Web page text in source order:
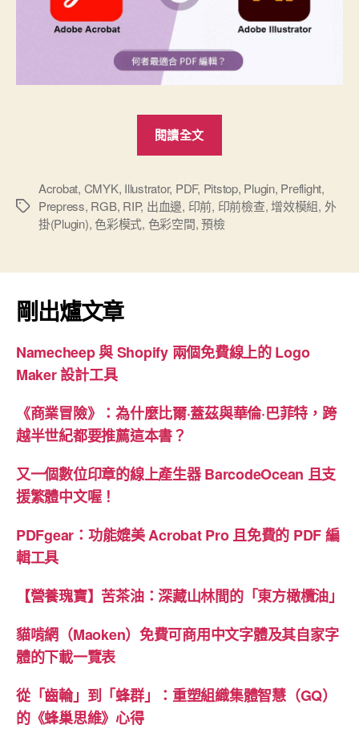
閱讀全文
是
Illustrator
哪
最
編
輯
檔
案
標
Acrobat, CMYK, Illustrator, PDF, Pitstop, Plugin, Preflight,
Prepress, RGB, RIP, 出血邊, 印前, 印前檢查,增效模組, 外
掛(Plugin), 色彩模式, 色彩空間,預檢
剛出爐文章
Namecheep 與 Shopify 兩個免費線上的 Logo
Maker 設計工具
《商業冒險》：為什麼比爾·蓋茲與華倫·巴菲特，跨
越半世紀都要推薦這本書？
又一個數位印章的線上產生器 BarcodeOcean 且支
援繁體中文喔！
PDFgear：功能媲美 Acrobat Pro 且免費的 PDF 編
輯工具
【營養瑰寶】苦茶油：深藏山林間的「東方橄欖油」
貓啃網（Maoken）免費可商用中文字體及其自家字
體的下載一覽表
從「齒輪」到「蜂群」：重塑組織集體智慧（GQ）
的《蜂巢思維》心得